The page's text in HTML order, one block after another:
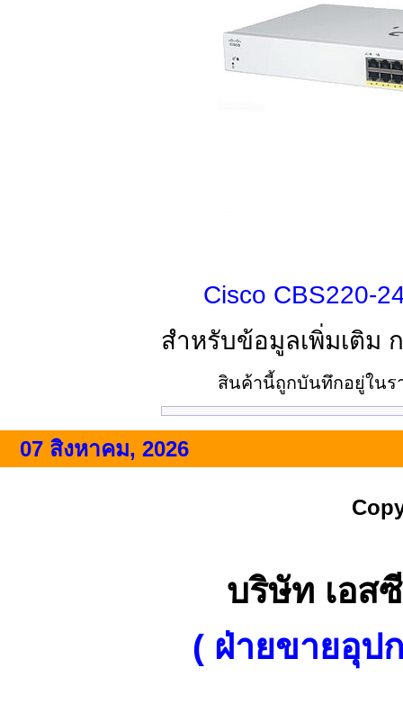
Cisco CBS220-
สำหรับข้อมูลเพิ่มเติม
สินค้านี้ถูกบันทึกอยู่ในร
07 สิงหาคม, 2026
บริษัท เอส
( ฝ่ายขายอุป